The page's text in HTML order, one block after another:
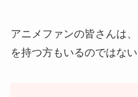
アニメファンの皆さんは
を持つ方もいるのではな